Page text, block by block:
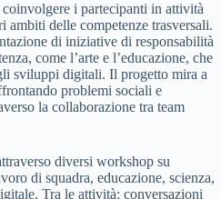
i partecipanti in attività
delle competenze trasversali.
di iniziative di responsabilità
come l’arte e l’educazione, che
sviluppi digitali. Il progetto mira a
problemi sociali e
la collaborazione tra team
diversi workshop su
di squadra, educazione, scienza,
Tra le attività: conversazioni